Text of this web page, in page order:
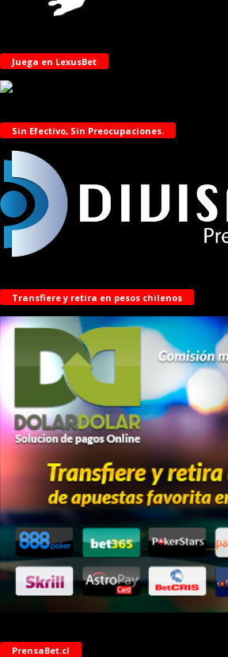
Juega en LexusBet
Sin Efectivo, Sin Preocupaciones.
Transfiere y retira en pesos chilenos
PrensaBet.cl